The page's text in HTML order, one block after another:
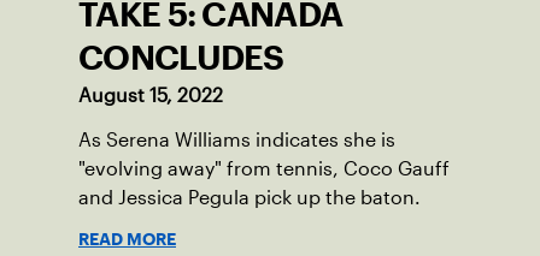
TAKE 5: CANADA
CONCLUDES
August 15, 2022
As Serena Williams indicates she is
"evolving away" from tennis, Coco Gauff
and Jessica Pegula pick up the baton.
READ MORE